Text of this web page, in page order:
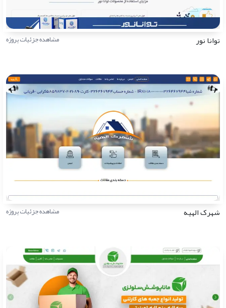
توانا نور مشاهده جزئیات پروژه
شهرک الهیه مشاهده جزئیات پروژه